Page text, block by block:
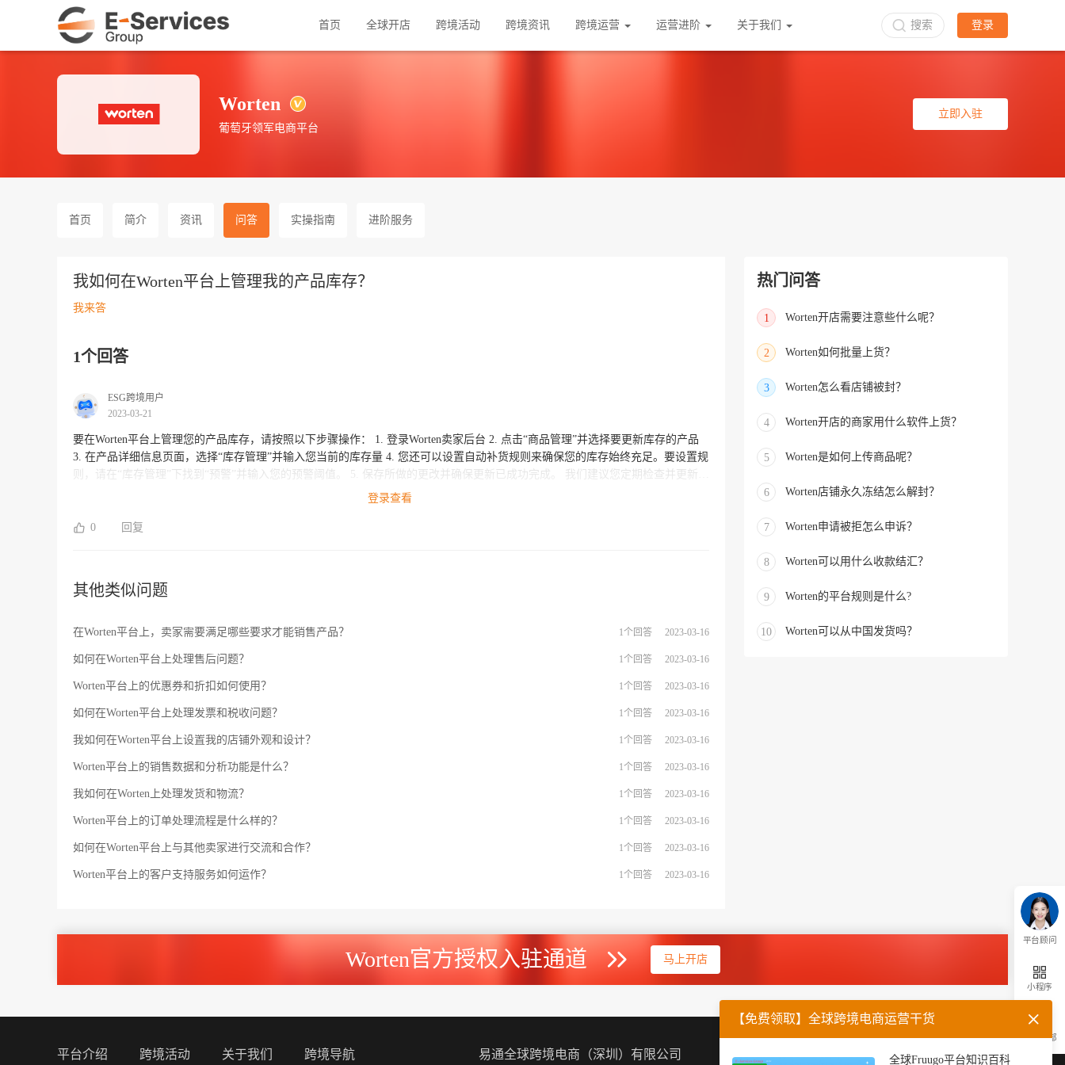
首页 全球开店 跨境活动 跨境资讯 跨境运营 运营进阶 关于我们 搜索 登录
Worten
葡萄牙领军电商平台
立即入驻
首页 简介 资讯 问答 实操指南 进阶服务
我如何在Worten平台上管理我的产品库存？
我来答
1个回答
ESG跨境用户
2023-03-21
要在Worten平台上管理您的产品库存，请按照以下步骤操作： 1. 登录Worten卖家后台 2. 点击“商品管理”并选择要更新库存的产品
3. 在产品详细信息页面，选择“库存管理”并输入您当前的库存量 4. 您还可以设置自动补货规则来确保您的库存始终充足。要设置规
则，请在“库存管理”下找到“预警”并输入您的预警阈值。 5. 保存所做的更改并确保更新已成功完成。 我们建议您定期检查并更新库
存以确保订单能及时发货以及消费者不会收到缺货的产品。如果您有任何疑问或需要进一步帮助，请联系Worten卖家支持团队。同
登录查看
0 回复
其他类似问题
在Worten平台上，卖家需要满足哪些要求才能销售产品？ 1个回答 2023-03-16
如何在Worten平台上处理售后问题？ 1个回答 2023-03-16
Worten平台上的优惠券和折扣如何使用？ 1个回答 2023-03-16
如何在Worten平台上处理发票和税收问题？ 1个回答 2023-03-16
我如何在Worten平台上设置我的店铺外观和设计？ 1个回答 2023-03-16
Worten平台上的销售数据和分析功能是什么？ 1个回答 2023-03-16
我如何在Worten上处理发货和物流？ 1个回答 2023-03-16
Worten平台上的订单处理流程是什么样的？ 1个回答 2023-03-16
如何在Worten平台上与其他卖家进行交流和合作？ 1个回答 2023-03-16
Worten平台上的客户支持服务如何运作？ 1个回答 2023-03-16
热门问答
1 Worten开店需要注意些什么呢？
2 Worten如何批量上货？
3 Worten怎么看店铺被封？
4 Worten开店的商家用什么软件上货？
5 Worten是如何上传商品呢？
6 Worten店铺永久冻结怎么解封？
7 Worten申请被拒怎么申诉？
8 Worten可以用什么收款结汇？
9 Worten的平台规则是什么?
10 Worten可以从中国发货吗？
Worten官方授权入驻通道 马上开店
平台顾问
小程序
返回顶部
平台介绍 跨境活动 关于我们 跨境导航 易通全球跨境电商（深圳）有限公司 企业微信 官方公众号
【免费领取】全球跨境电商运营干货
全球Fruugo平台知识百科